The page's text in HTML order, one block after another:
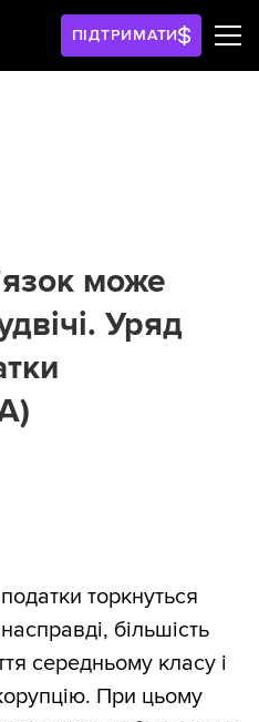
ПІДТРИМАТИ
може
Уряд
торкнуться
більшість
середньому класу і
При цьому